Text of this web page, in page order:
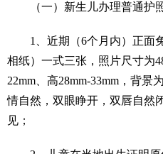
（一）新生儿办理普通护
1、近期（6个月内）正面
相纸）一式三张，照片尺寸为
22mm、高28mm-33mm，背景
情自然，双眼睁开，双唇自然
见；